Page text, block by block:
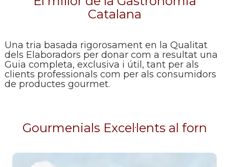
Catalana
Una tria basada rigorosament en la Qualitat
dels Elaboradors per donar com a resultat una
Guia completa, exclusiva i útil, tant per als
clients professionals com per als consumidors
de productes gourmet.
Gourmenials Excel·lents al forn